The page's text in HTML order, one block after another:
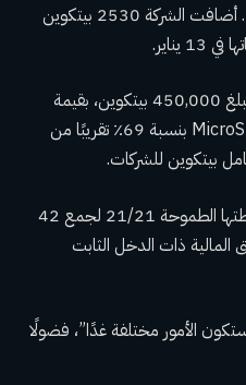
من سلسلة شراء MicroStrategy. أضافت الشركة 2530 بيتكوين
مع إجمالي ممتلكات بيتكوين التي تبلغ 450,000 بيتكوين، بقيمة
47.3 مليار دولار، ارتفعت MicroStrategy بنسبة 69٪ تقريبًا من
بيتكوين للشركات.
يتماشى هذا التراكم المستمر مع خطتها الطموحة 21/21 لجمع 42
المالية ذات الدخل الثابت
الأمور مختلفة غدًا”، فضولًا